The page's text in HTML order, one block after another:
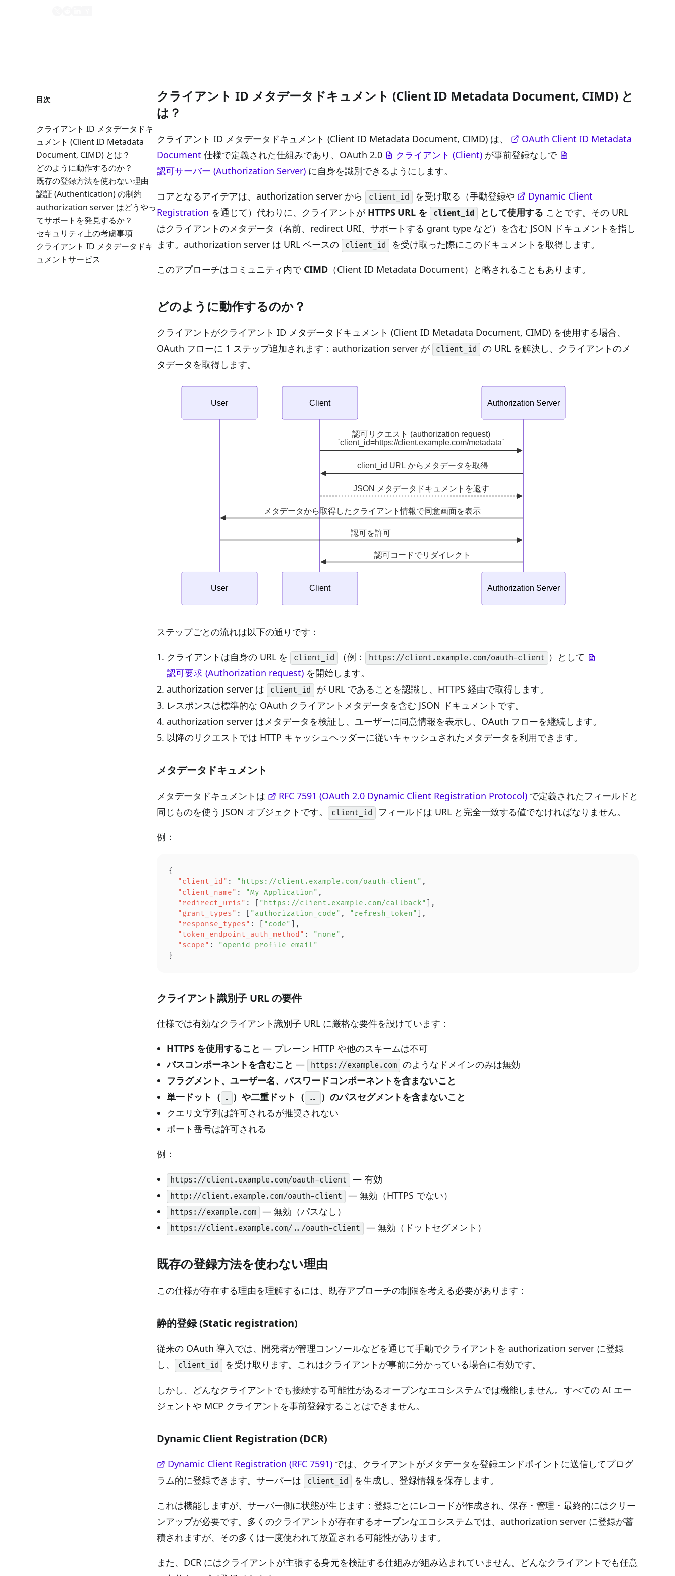
目次
クライアント ID メタデータドキ
ュメント (Client ID Metadata
Document, CIMD) とは？
どのように動作するのか？
既存の登録方法を使わない理由
認証 (Authentication) の制約
authorization server はどうやっ
てサポートを発見するか？
セキュリティ上の考慮事項
クライアント ID メタデータドキ
ュメントサービス
クライアント ID メタデータドキュメント (Client ID Metadata Document, CIMD) と
は？
クライアント ID メタデータドキュメント (Client ID Metadata Document, CIMD) は、
OAuth Client ID Metadata
Document 仕様で定義された仕組みであり、OAuth 2.0 クライアント (Client) が事前登録なしで
認可サーバー (Authorization Server) に自身を識別できるようにします。
コアとなるアイデアは、authorization server から client_id を受け取る（手動登録や
Dynamic Client
Registration を通じて）代わりに、クライアントが HTTPS URL を client_id として使用する ことです。その URL
はクライアントのメタデータ（名前、redirect URI、サポートする grant type など）を含む JSON ドキュメントを指し
ます。authorization server は URL ベースの
client_id を受け取った際にこのドキュメントを取得します。
このアプローチはコミュニティ内で CIMD （Client ID Metadata Document）と略されることもあります。
どのように動作するのか？
クライアントがクライアント ID メタデータドキュメント (Client ID Metadata Document, CIMD) を使用する場合、
OAuth フローに 1 ステップ追加されます：authorization server が
client_id
の URL を解決し、クライアントのメ
タデータを取得します。
ステップごとの流れは以下の通りです：
クライアントは自身の URL を client_id （例： https://client.example.com/oauth-client ）として
認可要求 (Authorization request) を開始します。
authorization server は
client_id
が URL であることを認識し、HTTPS 経由で取得します。
レスポンスは標準的な OAuth クライアントメタデータを含む JSON ドキュメントです。
authorization server はメタデータを検証し、ユーザーに同意情報を表示し、OAuth フローを継続します。
以降のリクエストでは HTTP キャッシュヘッダーに従いキャッシュされたメタデータを利用できます。
メタデータドキュメント
メタデータドキュメントは RFC 7591 (OAuth 2.0 Dynamic Client Registration Protocol) で定義されたフィールドと
同じものを使う JSON オブジェクトです。
client_id フィールドは URL と完全一致する値でなければなりません。
例：
{
  "client_id"
: "https://client.example.com/oauth-client" ,
  "client_name"
: "My Application" ,
  "redirect_uris"
: [ "https://client.example.com/callback"
],
  "grant_types"
: [ "authorization_code" , "refresh_token"
],
  "response_types"
: [ "code"
],
  "token_endpoint_auth_method"
: "none" ,
  "scope"
:
"openid profile email"
}
クライアント識別子 URL の要件
仕様では有効なクライアント識別子 URL に厳格な要件を設けています：
HTTPS を使用すること — プレーン HTTP や他のスキームは不可
パスコンポーネントを含むこと — https://example.com
のようなドメインのみは無効
フラグメント、ユーザー名、パスワードコンポーネントを含まないこと
単一ドット（
. ）や二重ドット（ ..
）のパスセグメントを含まないこと
クエリ文字列は許可されるが推奨されない
ポート番号は許可される
例：
https://client.example.com/oauth-client — 有効
http://client.example.com/oauth-client — 無効（HTTPS でない）
https://example.com — 無効（パスなし）
https://client.example.com/../oauth-client — 無効（ドットセグメント）
既存の登録方法を使わない理由
この仕様が存在する理由を理解するには、既存アプローチの制限を考える必要があります：
静的登録 (Static registration)
従来の OAuth 導入では、開発者が管理コンソールなどを通じて手動でクライアントを authorization server に登録
し、
client_id を受け取ります。これはクライアントが事前に分かっている場合に有効です。
しかし、どんなクライアントでも接続する可能性があるオープンなエコシステムでは機能しません。すべての AI エー
ジェントや MCP クライアントを事前登録することはできません。
Dynamic Client Registration (DCR)
Dynamic Client Registration (RFC 7591) では、クライアントがメタデータを登録エンドポイントに送信してプログ
ラム的に登録できます。サーバーは
client_id を生成し、登録情報を保存します。
これは機能しますが、サーバー側に状態が生じます：登録ごとにレコードが作成され、保存・管理・最終的にはクリー
ンアップが必要です。多くのクライアントが存在するオープンなエコシステムでは、authorization server に登録が蓄
積されますが、その多くは一度使われて放置される可能性があります。
また、DCR にはクライアントが主張する身元を検証する仕組みが組み込まれていません。どんなクライアントでも任意